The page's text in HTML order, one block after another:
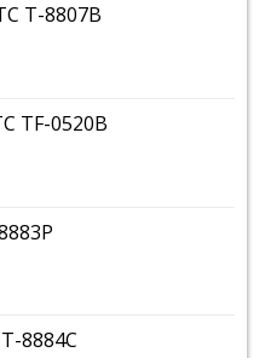
T-8807B
TF-0520B
8884C